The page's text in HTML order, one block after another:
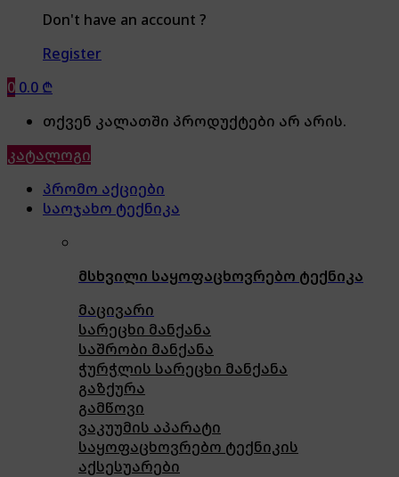
Don't have an account ?
Register
0 0.0 ₾
თქვენ კალათში პროდუქტები არ არის.
კატალოგი
პრომო აქციები
საოჯახო ტექნიკა
მსხვილი საყოფაცხოვრებო ტექნიკა
მაცივარი
სარეცხი მანქანა
საშრობი მანქანა
ჭურჭლის სარეცხი მანქანა
გაზქურა
გამწოვი
ვაკუუმის აპარატი
საყოფაცხოვრებო ტექნიკის
აქსესუარები